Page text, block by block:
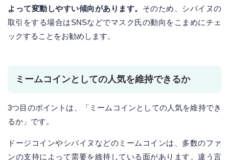
よって変動しやすい傾向があります。 そのため、シバイヌの
取引をする場合はSNSなどでマスク氏の動向をこまめにチェ
ックすることをお勧めします。
ミームコインとしての人気を維持できるか
3つ目のポイントは、「ミームコインとしての人気を維持でき
るか」です。
ドージコインやシバイヌなどのミームコインは、多数のファ
ンの支持によって需要を維持している面があります。違う言